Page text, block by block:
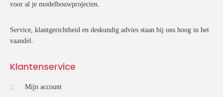
voor al je modelbouwprojecten.
Service, klantgerichtheid en deskundig advies staan bij ons hoog in het
vaandel.
Klantenservice
Mijn account